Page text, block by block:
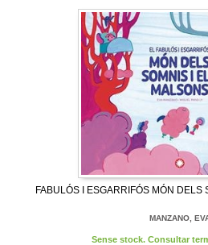
FABULÓS I ESGARRIFÓS MÓN DELS
MANZANO,
Sense stock. Consultar